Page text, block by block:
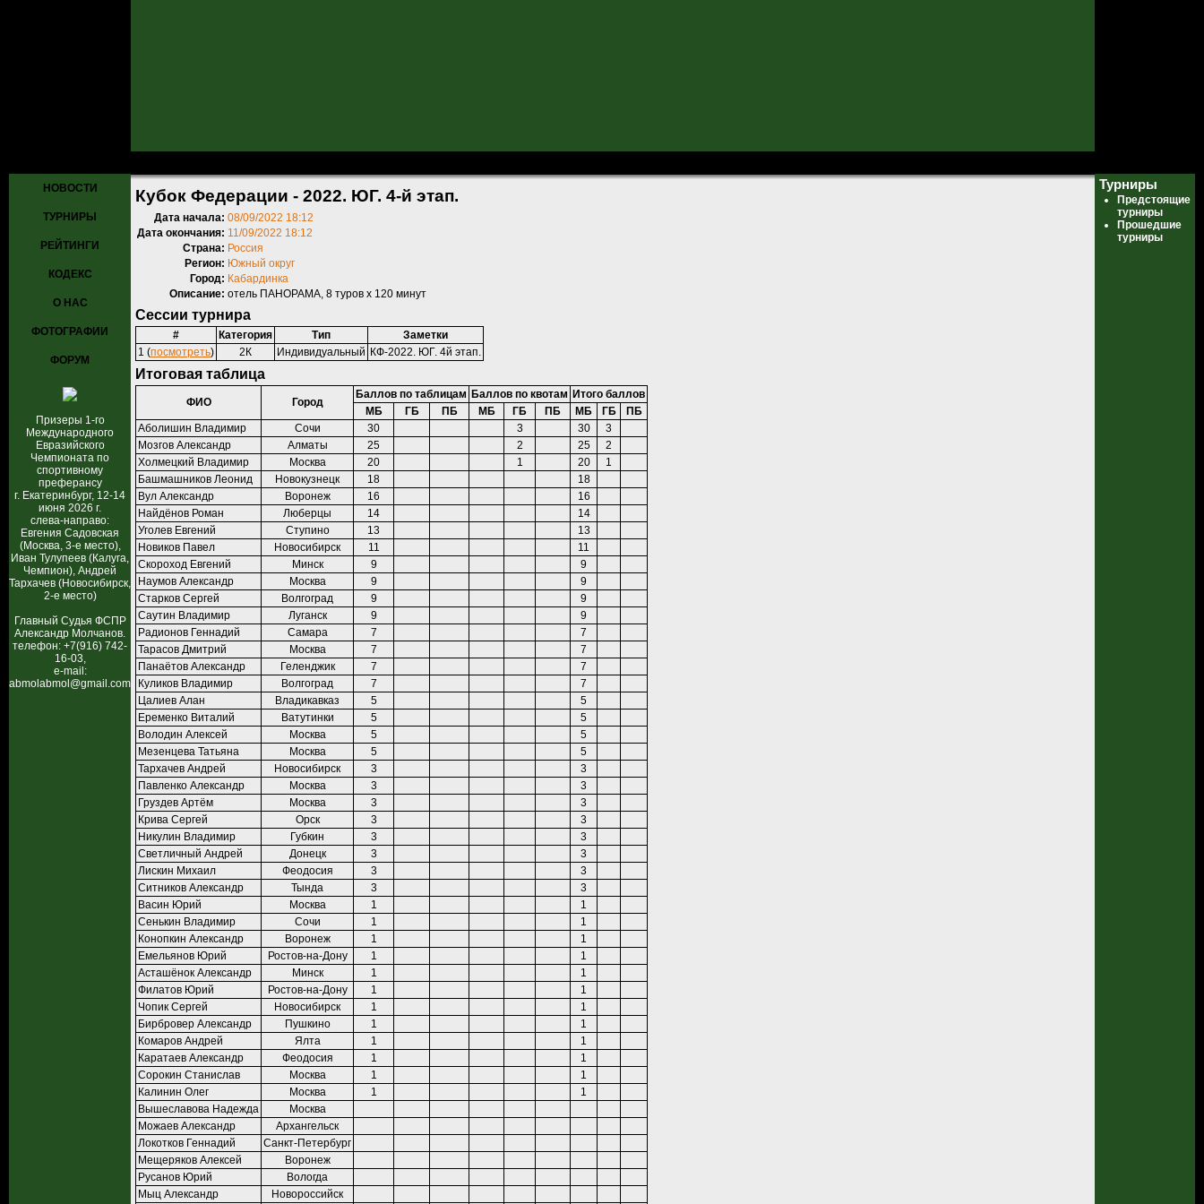
НОВОСТИ
ТУРНИРЫ
РЕЙТИНГИ
КОДЕКС
О НАС
ФОТОГРАФИИ
ФОРУМ
Призеры 1-го
Международного
Евразийского
Чемпионата по
спортивному
преферансу
г. Екатеринбург, 12-14
июня 2026 г.
слева-направо:
Евгения Садовская
(Москва, 3-е место),
Иван Тулупеев (Калуга,
Чемпион), Андрей
Тархачев (Новосибирск,
2-е место)
Главный Судья ФСПР
Александр Молчанов.
телефон: +7(916) 742-
16-03,
e-mail:
abmolabmol@gmail.com
Кубок Федерации - 2022. ЮГ. 4-й этап.
Дата начала: 08/09/2022 18:12
Дата окончания: 11/09/2022 18:12
Страна: Россия
Регион: Южный округ
Город: Кабардинка
Описание: отель ПАНОРАМА, 8 туров х 120 минут
Сессии турнира
# Категория Тип
Заметки
1 (посмотреть) 2К Индивидуальный КФ-2022. ЮГ. 4й этап.
Итоговая таблица
ФИО Город
Баллов по таблицам Баллов по квотам Итого баллов
МБ
ГБ ПБ МБ ГБ ПБ МБ ГБ
ПБ
Аболишин Владимир
Сочи 30 3 30
3
Мозгов Александр
Алматы 25 2 25
2
Холмецкий Владимир
Москва 20 1 20
1
Башмашников Леонид
Новокузнецк 18
18
Вул Александр
Воронеж 16
16
Найдёнов Роман
Люберцы 14
14
Уголев Евгений
Ступино 13
13
Новиков Павел
Новосибирск 11
11
Скороход Евгений
Минск 9
9
Наумов Александр
Москва 9
9
Старков Сергей
Волгоград 9
9
Саутин Владимир
Луганск 9
9
Радионов Геннадий
Самара 7
7
Тарасов Дмитрий
Москва 7
7
Панаётов Александр
Геленджик 7
7
Куликов Владимир
Волгоград 7
7
Цалиев Алан
Владикавказ 5
5
Еременко Виталий
Ватутинки 5
5
Володин Алексей
Москва 5
5
Мезенцева Татьяна
Москва 5
5
Тархачев Андрей
Новосибирск 3
3
Павленко Александр
Москва 3
3
Груздев Артём
Москва 3
3
Крива Сергей
Орск 3
3
Никулин Владимир
Губкин 3
3
Светличный Андрей
Донецк 3
3
Лискин Михаил
Феодосия 3
3
Ситников Александр
Тында 3
3
Васин Юрий
Москва 1
1
Сенькин Владимир
Сочи 1
1
Конопкин Александр
Воронеж 1
1
Емельянов Юрий
Ростов-на-Дону 1
1
Асташёнок Александр
Минск 1
1
Филатов Юрий
Ростов-на-Дону 1
1
Чопик Сергей
Новосибирск 1
1
Бирбровер Александр
Пушкино 1
1
Комаров Андрей
Ялта 1
1
Каратаев Александр
Феодосия 1
1
Сорокин Станислав
Москва 1
1
Калинин Олег
Москва 1
1
Вышеславова Надежда
Москва
Можаев Александр
Архангельск
Локотков Геннадий
Санкт-Петербург
Мещеряков Алексей
Воронеж
Русанов Юрий
Вологда
Мыц Александр
Новороссийск
Турниры
Предстоящие
турниры
Прошедшие
турниры